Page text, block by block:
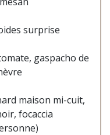
surprise
gaspacho de
maison mi-cuit,
focaccia